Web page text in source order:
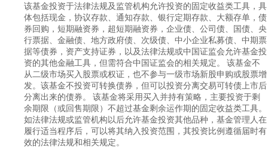
该基金投资于法律法规及监管机构允许投资的固定收益类工具，具
体包括现金，协议存款、通知存款、银行定期存款、大额存单，债
券回购，短期融资券，超短期融资券，企业债、公司债、国债、央
行票据、金融债、地方政府债、次级债、中小企业私募债、中期票
据等债券，资产支持证券，以及法律法规或中国证监会允许基金投
资的其他金融工具，但需符合中国证监会的相关规定。 该基金不
从二级市场买入股票或权证，也不参与一级市场新股申购或股票增
发。该基金不投资可转换债券，但可以投资分离交易可转债上市后
分离出来的债券。 该基金将采用买入并持有策略，主要投资于剩
余期限（或回售期限）不超过基金剩余运作期的固定收益类工具。
如法律法规或监管机构以后允许基金投资其他品种，基金管理人在
履行适当程序后，可以将其纳入投资范围，其投资比例遵循届时有
效的法律法规和相关规定。